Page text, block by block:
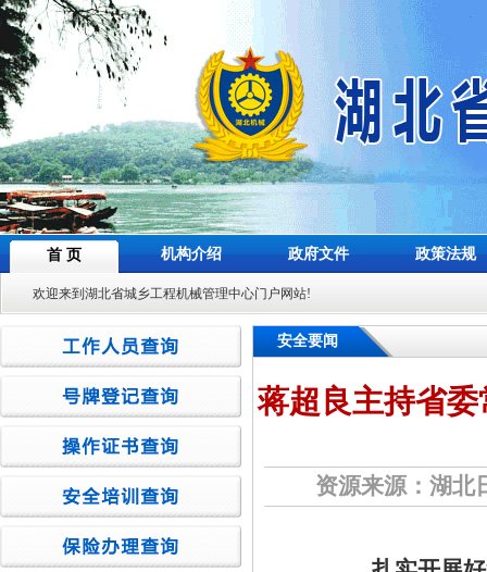
首 页 机构介绍 政府文件 政策法规
欢迎来到湖北省城乡工程机械管理中心门户网站!
安全要闻
蒋超良主持省
资源来源：湖北